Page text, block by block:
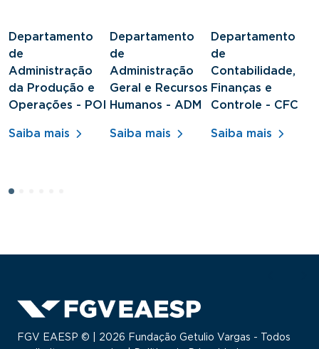
Departamento
de
Administração
da Produção e
Operações - POI
Saiba mais
Departamento
de
Administração
Geral e Recursos
Humanos - ADM
Saiba mais
Departamento
de
Contabilidade,
Finanças e
Controle - CFC
Saiba mais
FGV EAESP © | 2026 Fundação Getulio Vargas - Todos